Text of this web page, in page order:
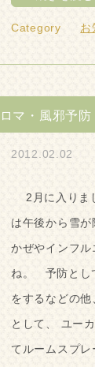
Category お
マ・風邪予防
2012.02.02
2月に入りま
は午後から雪
かぜやインフ
ね。 予防とし
をするなどの
として、 ユー
てルームスプレ